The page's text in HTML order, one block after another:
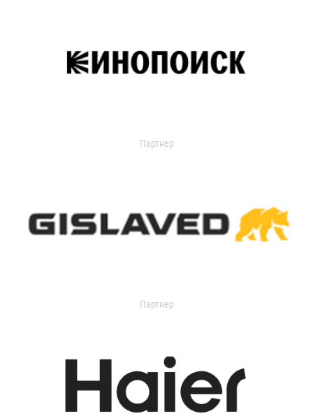
Партнер
Партнер